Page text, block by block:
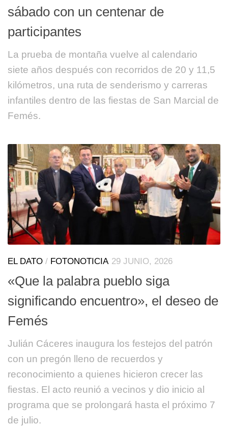
sábado con un centenar de
participantes
La prueba de montaña vuelve al calendario
siete años después con recorridos de 20 y 11,5
kilómetros, una ruta de senderismo y carreras
infantiles dentro de las fiestas de San Marcial de
Femés.
EL DATO / FOTONOTICIA 29 JUNIO, 2026
«Que la palabra pueblo siga
significando encuentro», el deseo de
Femés
Julián Cáceres inaugura los festejos del patrón
con un pregón lleno de recuerdos y
reconocimiento a quienes hicieron crecer las
fiestas. El acto reunió a vecinos y dio inicio al
programa que se prolongará hasta el próximo 7
de julio.